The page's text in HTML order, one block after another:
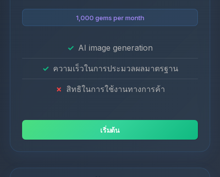
1,000 gems per month
AI image generation
ความเร็วในการประมวลผลมาตรฐาน
สิทธิในการใช้งานทางการค้า
เริ่มต้น